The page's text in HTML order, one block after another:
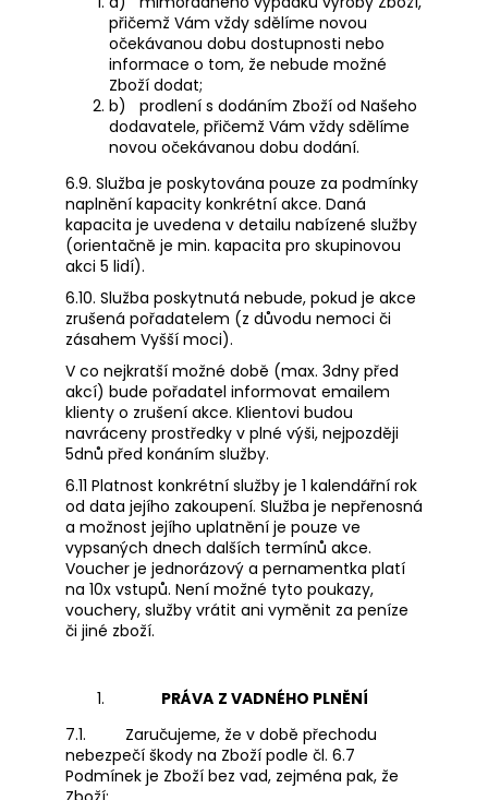
přičemž Vám vždy sdělíme novou
očekávanou dobu dostupnosti nebo
informace o tom, že nebude možné
Zboží dodat;
b)
prodlení s dodáním Zboží od Našeho
dodavatele, přičemž Vám vždy sdělíme
novou očekávanou dobu dodání.
6.9. Služba je poskytována pouze za podmínky
naplnění kapacity konkrétní akce. Daná
kapacita je uvedena v detailu nabízené služby
(orientačně je min. kapacita pro skupinovou
akci 5 lidí).
6.10. Služba poskytnutá nebude, pokud je akce
zrušená pořadatelem (z důvodu nemoci či
zásahem Vyšší moci).
V co nejkratší možné době (max. 3dny před
akcí) bude pořadatel informovat emailem
klienty o zrušení akce. Klientovi budou
navráceny prostředky v plné výši, nejpozději
5dnů před konáním služby.
6.11 Platnost konkrétní služby je 1 kalendářní rok
od data jejího zakoupení. Služba je nepřenosná
a možnost jejího uplatnění je pouze ve
vypsaných dnech dalších termínů akce.
Voucher je jednorázový a pernamentka platí
na 10x vstupů. Není možné tyto poukazy,
vouchery, služby vrátit ani vyměnit za peníze
či jiné zboží.
PRÁVA Z VADNÉHO PLNĚNÍ
7.1.
Zaručujeme, že v době přechodu
nebezpečí škody na Zboží podle čl. 6.7
Podmínek je Zboží bez vad, zejména pak, že